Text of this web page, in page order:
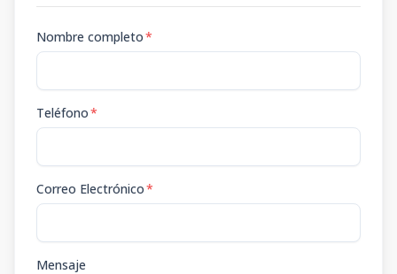
Nombre completo*
Teléfono*
Correo Electrónico*
Mensaje